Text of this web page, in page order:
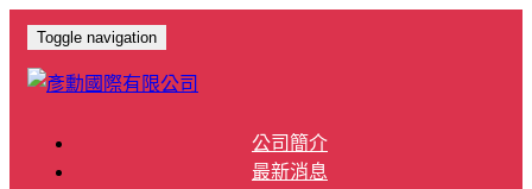
Toggle navigation
公司簡介
最新消息